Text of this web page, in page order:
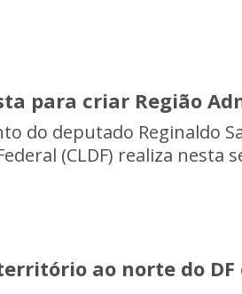
para criar Região
do deputado Reginaldo
(CLDF) realiza nesta
território ao norte do